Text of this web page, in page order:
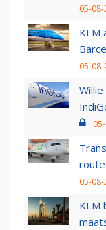
05-
KLM
05-
05-
KLM